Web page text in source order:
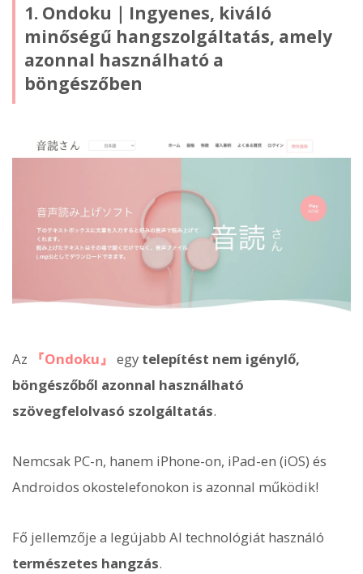
1. Ondoku｜Ingyenes, kiváló
minőségű hangszolgáltatás, amely
azonnal használható a
böngészőben
Az 『Ondoku』 egy telepítést nem igénylő,
böngészőből azonnal használható
szövegfelolvasó szolgáltatás.
Nemcsak PC-n, hanem iPhone-on, iPad-en (iOS) és
Androidos okostelefonokon is azonnal működik!
Fő jellemzője a legújabb AI technológiát használó
természetes hangzás.